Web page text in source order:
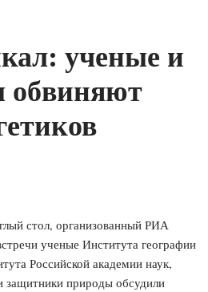
ученые и
обвиняют
стол, организованный РИА
ученые Института географии
Российской академии наук,
защитники природы обсудили